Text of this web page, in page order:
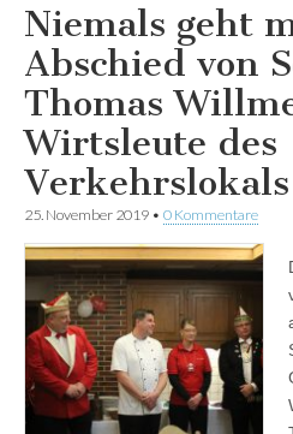
Niemals geht
Abschied von
Thomas
Wirtsleute des
Verkehrslokals
25. November 2019 • 0 Kommentare